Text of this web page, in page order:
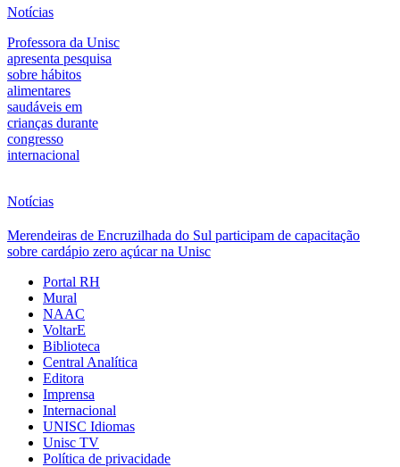
Notícias
Professora da Unisc
apresenta pesquisa
sobre hábitos
alimentares
saudáveis em
crianças durante
congresso
internacional
Notícias
Merendeiras de Encruzilhada do Sul participam de capacitação
sobre cardápio zero açúcar na Unisc
Portal RH
Mural
NAAC
VoltarE
Biblioteca
Central Analítica
Editora
Imprensa
Internacional
UNISC Idiomas
Unisc TV
Política de privacidade